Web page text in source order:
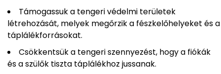
Támogassuk a tengeri védelmi területek
létrehozását, melyek megőrzik a fészkelőhelyeket és a
táplálékforrásokat.
Csökkentsük a tengeri szennyezést, hogy a fiókák
és a szülők tiszta táplálékhoz jussanak.